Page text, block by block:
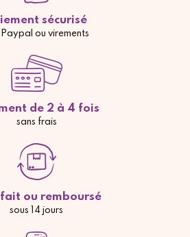
sécurisé
Paypal ou virements
de 2 à 4 fois
sans frais
ou remboursé
sous 14 jours